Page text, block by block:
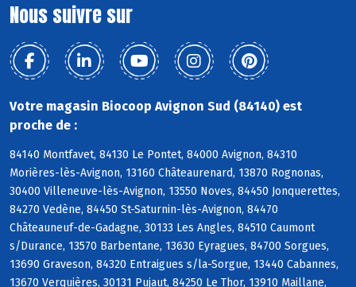
Nous suivre sur
Votre magasin Biocoop Avignon Sud (84140) est
proche de :
84140 Montfavet, 84130 Le Pontet, 84000 Avignon, 84310
Morières-lès-Avignon, 13160 Châteaurenard, 13870 Rognonas,
30400 Villeneuve-lès-Avignon, 13550 Noves, 84450 Jonquerettes,
84270 Vedène, 84450 St-Saturnin-lès-Avignon, 84470
Châteauneuf-de-Gadagne, 30133 Les Angles, 84510 Caumont
s/Durance, 13570 Barbentane, 13630 Eyragues, 84700 Sorgues,
13690 Graveson, 84320 Entraigues s/la-Sorgue, 13440 Cabannes,
13670 Verquières, 30131 Pujaut, 84250 Le Thor, 13910 Maillane,